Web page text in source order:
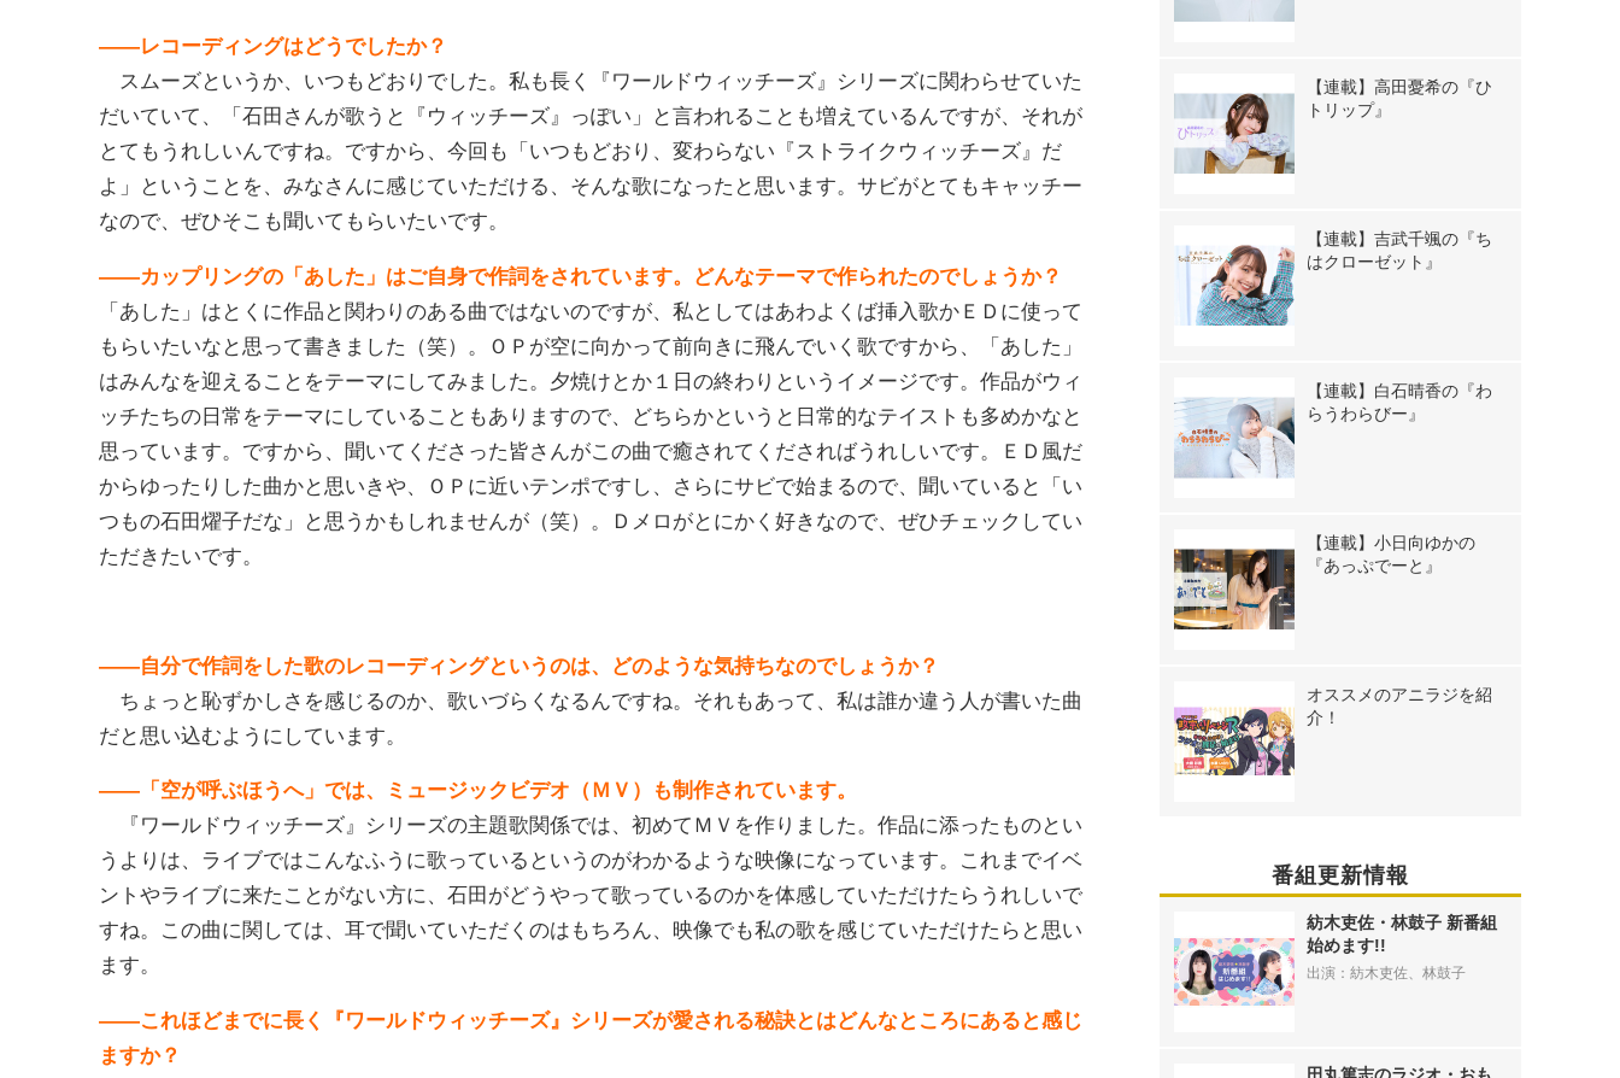
――レコーディングはどうでしたか？
スムーズというか、いつもどおりでした。私も長く『ワールドウィッチーズ』シリーズに関わらせていた
だいていて、「石田さんが歌うと『ウィッチーズ』っぽい」と言われることも増えているんですが、それが
とてもうれしいんですね。ですから、今回も「いつもどおり、変わらない『ストライクウィッチーズ』だ
よ」ということを、みなさんに感じていただける、そんな歌になったと思います。サビがとてもキャッチー
なので、ぜひそこも聞いてもらいたいです。
――カップリングの「あした」はご自身で作詞をされています。どんなテーマで作られたのでしょうか？
「あした」はとくに作品と関わりのある曲ではないのですが、私としてはあわよくば挿入歌かＥＤに使って
もらいたいなと思って書きました（笑）。ＯＰが空に向かって前向きに飛んでいく歌ですから、「あした」
はみんなを迎えることをテーマにしてみました。夕焼けとか１日の終わりというイメージです。作品がウィ
ッチたちの日常をテーマにしていることもありますので、どちらかというと日常的なテイストも多めかなと
思っています。ですから、聞いてくださった皆さんがこの曲で癒されてくださればうれしいです。ＥＤ風だ
からゆったりした曲かと思いきや、ＯＰに近いテンポですし、さらにサビで始まるので、聞いていると「い
つもの石田燿子だな」と思うかもしれませんが（笑）。Ｄメロがとにかく好きなので、ぜひチェックしてい
ただきたいです。
――自分で作詞をした歌のレコーディングというのは、どのような気持ちなのでしょうか？
ちょっと恥ずかしさを感じるのか、歌いづらくなるんですね。それもあって、私は誰か違う人が書いた曲
だと思い込むようにしています。
――「空が呼ぶほうへ」では、ミュージックビデオ（ＭＶ）も制作されています。
『ワールドウィッチーズ』シリーズの主題歌関係では、初めてＭＶを作りました。作品に添ったものとい
うよりは、ライブではこんなふうに歌っているというのがわかるような映像になっています。これまでイベ
ントやライブに来たことがない方に、石田がどうやって歌っているのかを体感していただけたらうれしいで
すね。この曲に関しては、耳で聞いていただくのはもちろん、映像でも私の歌を感じていただけたらと思い
ます。
――これほどまでに長く『ワールドウィッチーズ』シリーズが愛される秘訣とはどんなところにあると感じ
ますか？
【連載】高田憂希の『ひ
トリップ』
【連載】吉武千颯の『ち
はクローゼット』
【連載】白石晴香の『わ
らうわらびー』
【連載】小日向ゆかの
『あっぷでーと』
オススメのアニラジを紹
介！
番組更新情報
紡木吏佐・林鼓子 新番組
始めます!!
出演：紡木吏佐、林鼓子